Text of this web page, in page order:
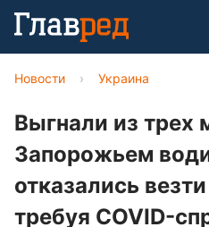
Новости › Украина
Выгнали из трех
Запорожьем
отказались
требуя COVID-